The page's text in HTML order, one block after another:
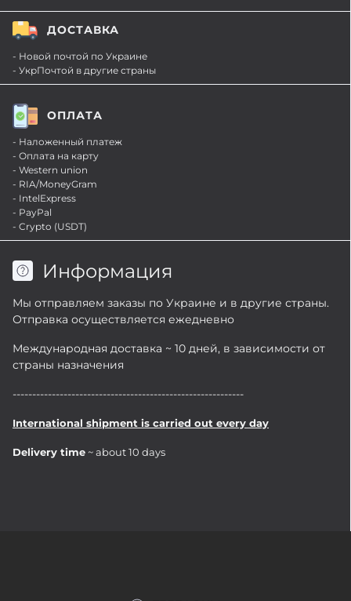
ДОСТАВКА
- Новой почтой по Украине
- УкрПочтой в другие страны
ОПЛАТА
- Наложенный платеж
- Оплата на карту
- Western union
- RIA/MoneyGram
- IntelExpress
- PayPal
- Crypto (USDT)
Информация
Мы отправляем заказы по Украине и в другие страны.
Отправка осуществляется ежедневно
Международная доставка ~ 10 дней, в зависимости от
страны назначения
-----------------------------------------------------------
International shipment is carried out every day
Delivery time ~ about 10 days